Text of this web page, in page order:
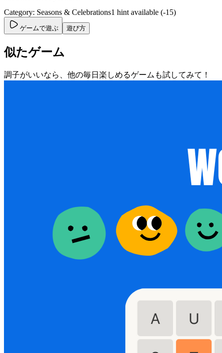
Category: Seasons & Celebrations1 hint available (-15)
ゲームで遊ぶ 遊び方
似たゲーム
調子がいいなら、他の毎日楽しめるゲームも試してみて！